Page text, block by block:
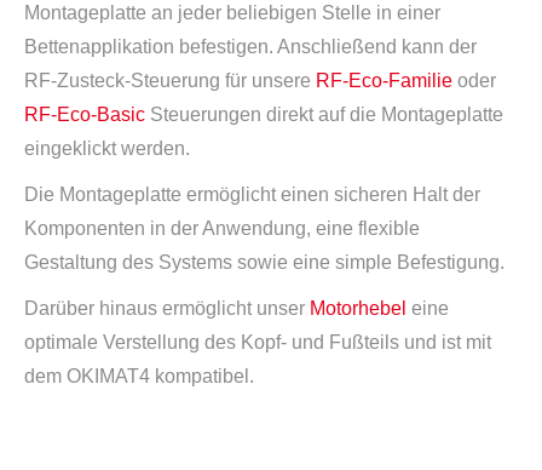
Montageplatte an jeder beliebigen Stelle in einer
Bettenapplikation befestigen. Anschließend kann der
RF-Zusteck-Steuerung für unsere RF-Eco-Familie oder
RF-Eco-Basic Steuerungen direkt auf die Montageplatte
eingeklickt werden.
Die Montageplatte ermöglicht einen sicheren Halt der
Komponenten in der Anwendung, eine flexible
Gestaltung des Systems sowie eine simple Befestigung.
Darüber hinaus ermöglicht unser Motorhebel eine
optimale Verstellung des Kopf- und Fußteils und ist mit
dem OKIMAT4 kompatibel.